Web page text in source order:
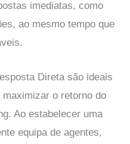
imediatas, como
ao mesmo tempo que
Direta são ideais
o retorno do
Ao estabelecer uma
equipa de agentes,